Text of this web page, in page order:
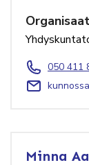
050 411
Minna